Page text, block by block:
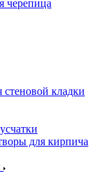
черепица
кладки
для кирпича